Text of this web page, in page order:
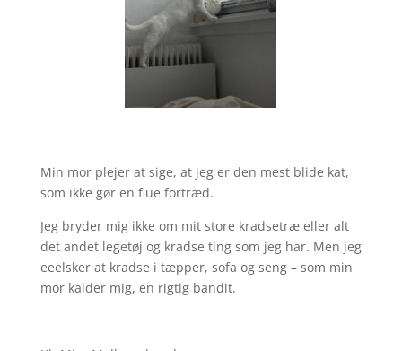
Min mor plejer at sige, at jeg er den mest blide kat,
som ikke gør en flue fortræd.
Jeg bryder mig ikke om mit store kradsetræ eller alt
det andet legetøj og kradse ting som jeg har. Men jeg
eeelsker at kradse i tæpper, sofa og seng – som min
mor kalder mig, en rigtig bandit.